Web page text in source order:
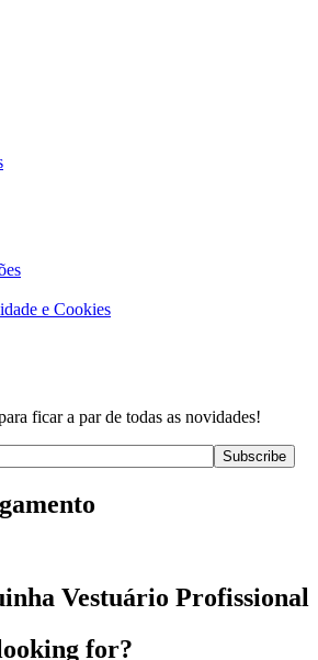
e Cookies
ficar a par de todas as novidades!
Vestuário Profissional
for?